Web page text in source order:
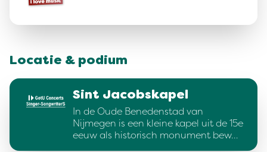
Locatie & podium
Sint Jacobskapel
In de Oude Benedenstad van
Nijmegen is een kleine kapel uit de 15e
eeuw als historisch monument bew…